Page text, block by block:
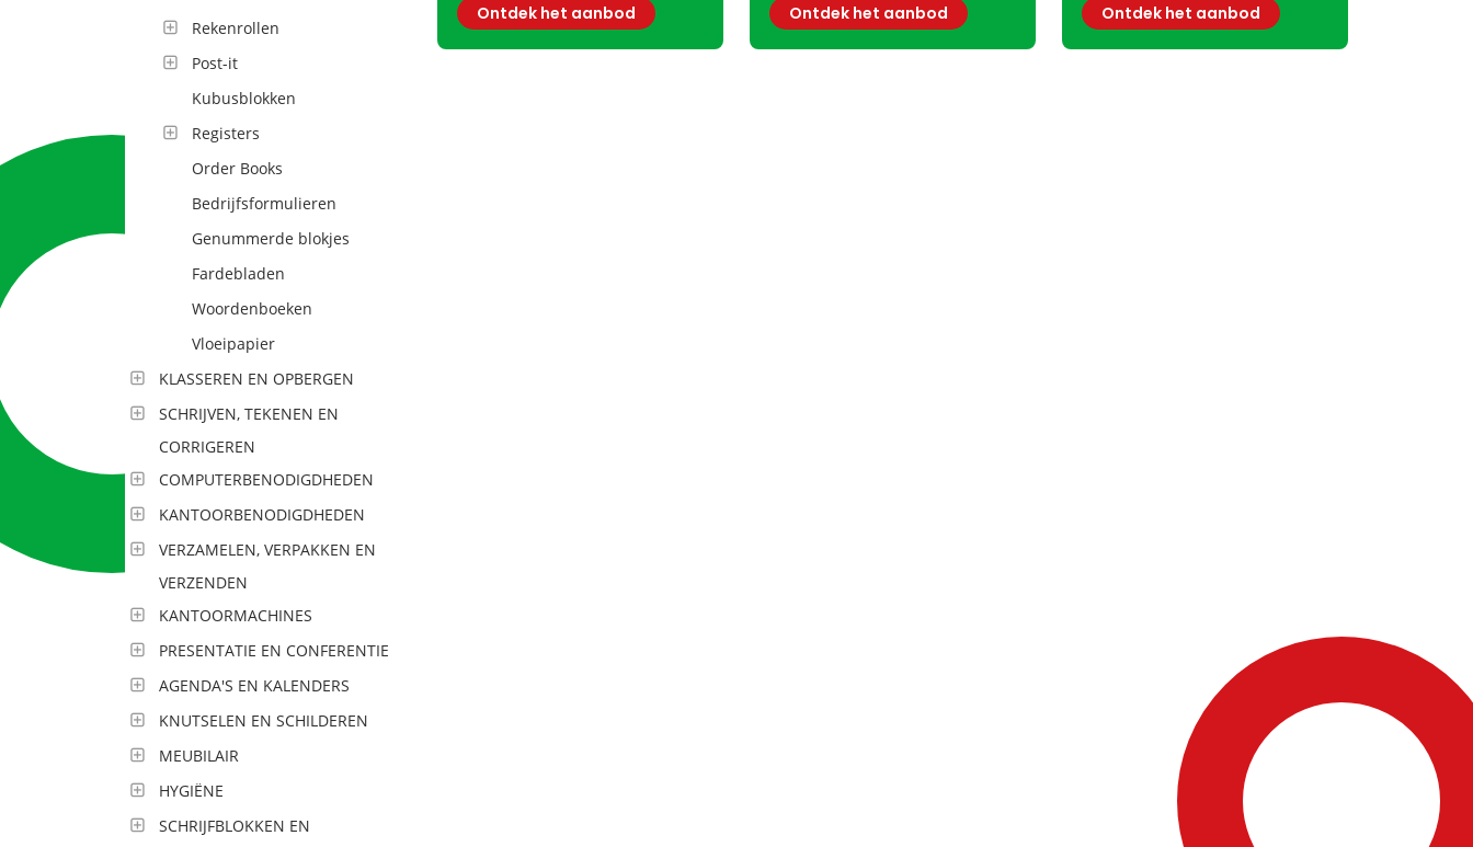
Rekenrollen
Post-it
Kubusblokken
Registers
Order Books
Bedrijfsformulieren
Genummerde blokjes
Fardebladen
Woordenboeken
Vloeipapier
KLASSEREN EN OPBERGEN
SCHRIJVEN, TEKENEN EN
CORRIGEREN
COMPUTERBENODIGDHEDEN
KANTOORBENODIGDHEDEN
VERZAMELEN, VERPAKKEN EN
VERZENDEN
KANTOORMACHINES
PRESENTATIE EN CONFERENTIE
AGENDA'S EN KALENDERS
KNUTSELEN EN SCHILDEREN
MEUBILAIR
HYGIËNE
SCHRIJFBLOKKEN EN
Ontdek het aanbod Ontdek het aanbod Ontdek het aanbod